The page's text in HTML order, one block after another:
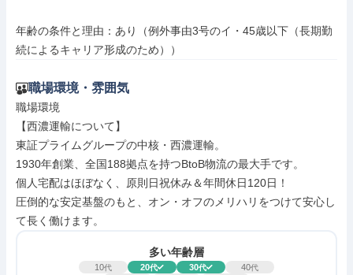
年齢の条件と理由：あり（例外事由3号のイ・45歳以下（長期勤
続によるキャリア形成のため））
職場環境・雰囲気
職場環境
【西濃運輸について】
東証プライムグループの中核・西濃運輸。
1930年創業、全国188拠点を持つBtoB物流の最大手です。
個人宅配はほぼなく、原則日祝休み＆年間休日120日！
圧倒的な安定基盤のもと、オン・オフのメリハリをつけて安心し
て長く働けます。
多い年齢層
10代 20代 30代 40代